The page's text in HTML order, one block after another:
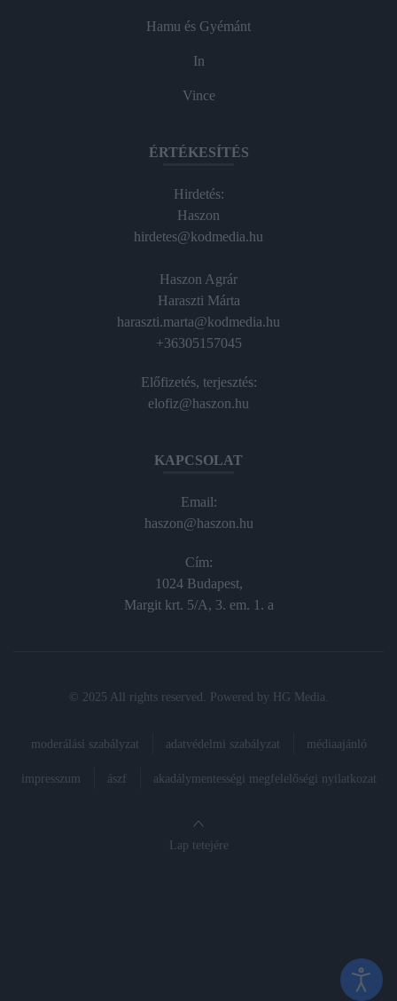
Hamu és Gyémánt
In
Vince
ÉRTÉKESÍTÉS
Hirdetés:
Haszon
hirdetes@kodmedia.hu
Haszon Agrár
Haraszti Márta
haraszti.marta@kodmedia.hu
+36305157045
Előfizetés, terjesztés:
elofiz@haszon.hu
KAPCSOLAT
Email:
haszon@haszon.hu
Cím:
1024 Budapest,
Margit krt. 5/A, 3. em. 1. a
© 2025 All rights reserved. Powered by HG Media
moderálási szabályzat adatvédelmi szabályzat médiaajánló
impresszum ászf akadálymentességi megfelelőségi nyilatkozat
Lap tetejére